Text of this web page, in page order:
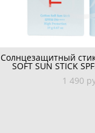
Солнцезащитный
SOFT SUN STICK
1 490